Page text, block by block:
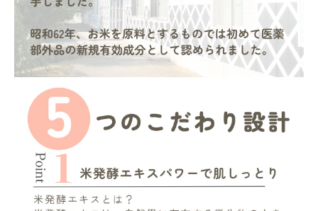
ナチュラムーン
エコリュクス
ナチュラプラス
アルマウィン
アルモニベルツ